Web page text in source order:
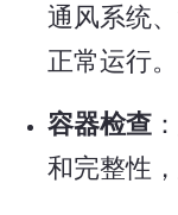
通风系统
正常运行。
容器检查
和完整性